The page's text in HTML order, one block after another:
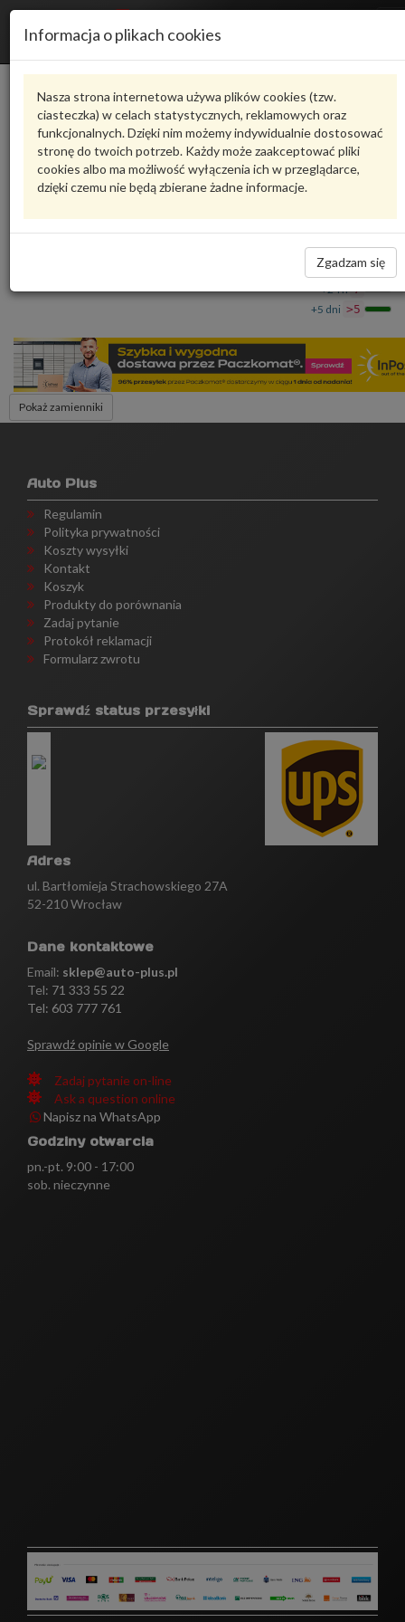
Informacja o plikach cookies
Nasza strona internetowa używa plików cookies (tzw.
ciasteczka) w celach statystycznych, reklamowych oraz
funkcjonalnych. Dzięki nim możemy indywidualnie dostosować
stronę do twoich potrzeb. Każdy może zaakceptować pliki
cookies albo ma możliwość wyłączenia ich w przeglądarce,
dzięki czemu nie będą zbierane żadne informacje.
Zgadzam się
Karta produktu
9A794104100VAG
VAG - produkt oryginalny VW AUDI SEAT SKODA
Zaślepka 9A794104100 VAG
31,08 zł
Dostępność
Wrocław 0
+24 h 7
+5 dni >5
Pokaż zamienniki
Auto Plus
Regulamin
Polityka prywatności
Koszty wysyłki
Kontakt
Koszyk
Produkty do porównania
Zadaj pytanie
Protokół reklamacji
Formularz zwrotu
Sprawdź status przesyłki
Adres
ul. Bartłomieja Strachowskiego 27A
52-210 Wrocław
Dane kontaktowe
Email: sklep@auto-plus.pl
Tel: 71 333 55 22
Tel: 603 777 761
Sprawdź opinie w Google
Zadaj pytanie on-line
Ask a question online
Napisz na WhatsApp
Godziny otwarcia
pn.-pt. 9:00 - 17:00
sob. nieczynne